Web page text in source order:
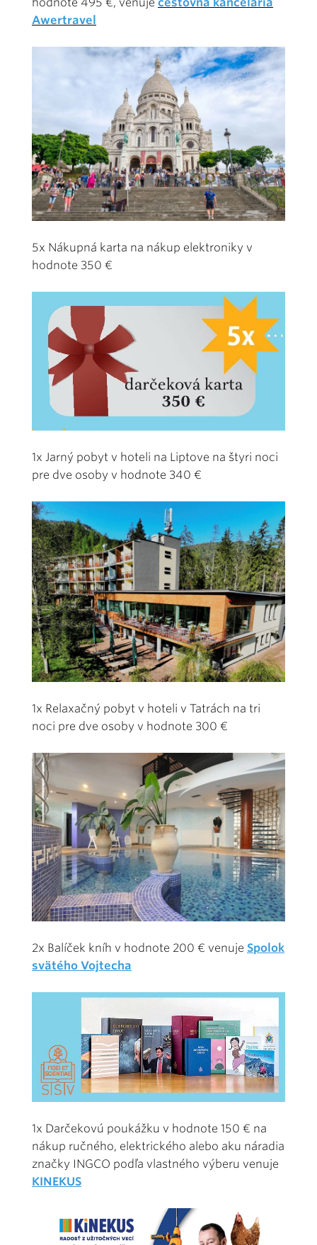
Awertravel
5x Nákupná karta na nákup elektroniky v
hodnote 350 €
1x Jarný pobyt v hoteli na Liptove na štyri noci
pre dve osoby v hodnote 340 €
1x Relaxačný pobyt v hoteli v Tatrách na tri
noci pre dve osoby v hodnote 300 €
2x Balíček kníh v hodnote 200 € venuje Spolok
svätého Vojtecha
1x Darčekovú poukážku v hodnote 150 € na
nákup ručného, elektrického alebo aku náradia
značky INGCO podľa vlastného výberu venuje
KINEKUS